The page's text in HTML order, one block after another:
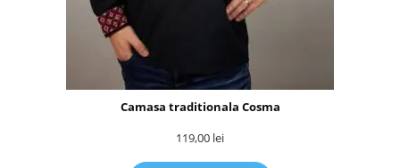
Camasa traditionala Cosma
119,00 lei